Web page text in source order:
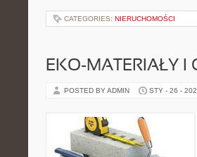
CATEGORIES: NIERUCHOMOŚCI
EKO-MATERIAŁY I
POSTED BY ADMIN STY - 26 -